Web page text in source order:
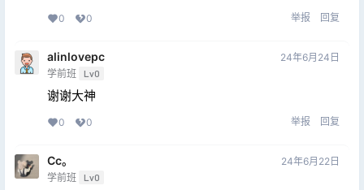
0 0 举报 回复
alinlovepc
学前班 Lv0
24年6月24日
谢谢大神
0 0 举报 回复
Cc。
学前班 Lv0
24年6月22日